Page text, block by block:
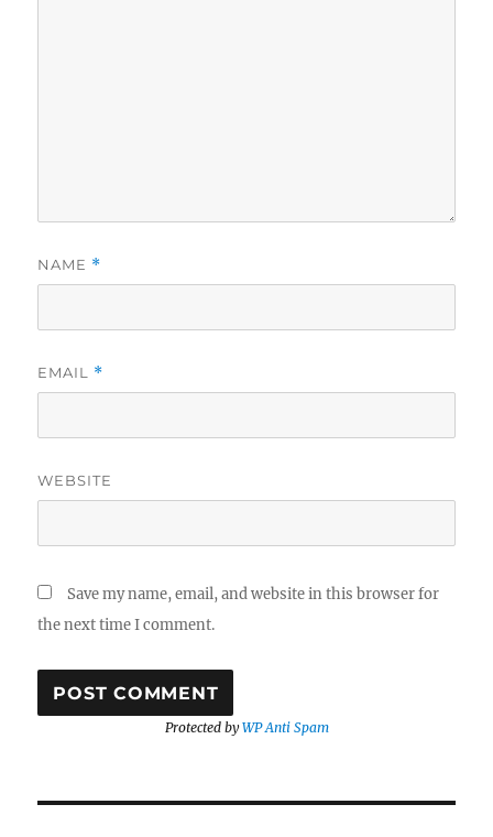
NAME *
EMAIL *
WEBSITE
Save my name, email, and website in this browser for
the next time I comment.
Protected byWP Anti Spam